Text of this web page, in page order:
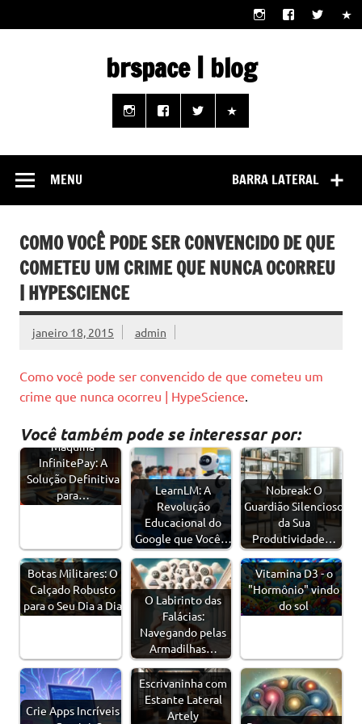
content
brspace | blog
Descubra como a tecnologia pode melhorar sua vida |
Junte-se a nós rumo a um futuro em que o útil e prático
estão ao seu alcance!
BARRA LATERAL
MENU
COMO VOCÊ PODE SER CONVENCIDO DE QUE
COMETEU UM CRIME QUE NUNCA OCORREU
| HYPESCIENCE
janeiro 18, 2015 admin
Como você pode ser convencido de que cometeu um
crime que nunca ocorreu | HypeScience
Você também pode se interessar por:
Máquina
InfinitePay: A
Solução Definitiva
para…
LearnLM: A
Revolução
Educacional do
Google que Você…
Nobreak: O
Guardião Silencioso
da Sua
Produtividade…
Botas Militares: O
Calçado Robusto
para o Seu Dia a Dia
O Labirinto das
Falácias:
Navegando pelas
Armadilhas…
Vitamina D3 - o
"Hormônio" vindo
do sol
Crie Apps Incríveis
Escrivaninha com
Estante Lateral
Artely